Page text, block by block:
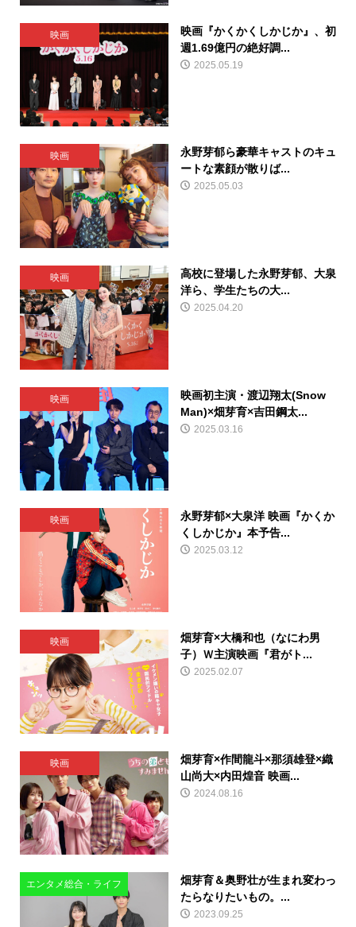
映画
映画『かくかくしかじか』、初
週1.69億円の絶好調...
2025.05.19
映画
永野芽郁ら豪華キャストのキュ
ートな素顔が散りば...
2025.05.03
映画
高校に登場した永野芽郁、大泉
洋ら、学生たちの大...
2025.04.20
映画
映画初主演・渡辺翔太(Snow
Man)×畑芽育×吉田鋼太...
2025.03.16
映画
永野芽郁×大泉洋 映画『かくか
くしかじか』本予告...
2025.03.12
映画
畑芽育×大橋和也（なにわ男
子）Ｗ主演映画『君がト...
2025.02.07
映画
畑芽育×作間龍斗×那須雄登×織
山尚大×内田煌音 映画...
2024.08.16
エンタメ総合・ライフ
畑芽育＆奥野壮が生まれ変わっ
たらなりたいもの。...
2023.09.25